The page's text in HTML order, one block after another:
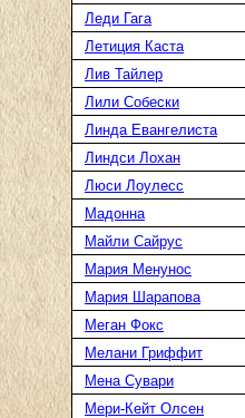
Леди Гага
Летиция Каста
Лив Тайлер
Лили Собески
Линда Евангелиста
Линдси Лохан
Люси Лоулесс
Мадонна
Майли Сайрус
Мария Менунос
Мария Шарапова
Меган Фокс
Мелани Гриффит
Мена Сувари
Мери-Кейт Олсен